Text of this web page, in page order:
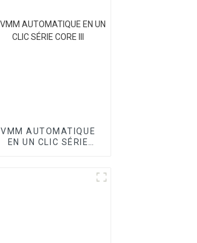
VMM AUTOMATIQUE
EN UN CLIC SÉRIE